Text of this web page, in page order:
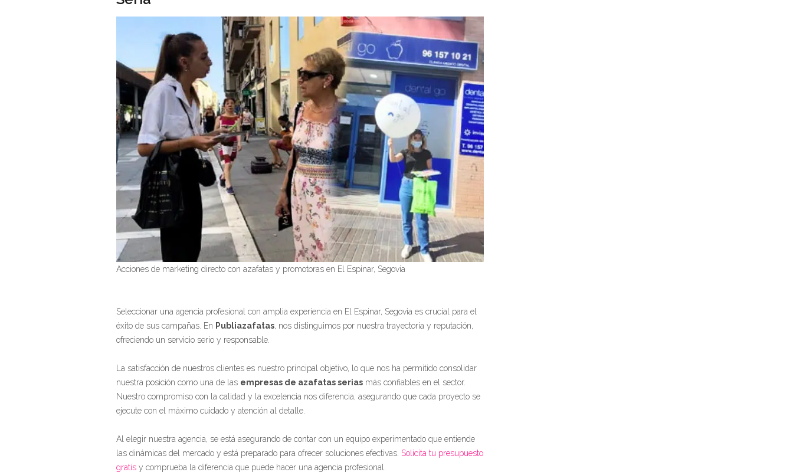
Acciones de marketing directo con azafatas y promotoras en El Espinar, Segovia
Seleccionar una agencia profesional con amplia experiencia en El Espinar, Segovia es crucial para el
éxito de sus campañas. En Publiazafatas , nos distinguimos por nuestra trayectoria y reputación,
ofreciendo un servicio serio y responsable.
La satisfacción de nuestros clientes es nuestro principal objetivo, lo que nos ha permitido consolidar
nuestra posición como una de las empresas de azafatas serias más confiables en el sector.
Nuestro compromiso con la calidad y la excelencia nos diferencia, asegurando que cada proyecto se
ejecute con el máximo cuidado y atención al detalle.
Al elegir nuestra agencia, se está asegurando de contar con un equipo experimentado que entiende
las dinámicas del mercado y está preparado para ofrecer soluciones efectivas. Solicita tu presupuesto
gratis y comprueba la diferencia que puede hacer una agencia profesional.